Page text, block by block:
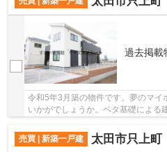
過去掲載
令和5年3月築の物件です。夢のマイ
いかがでしょうか。ベタ基礎による
売買 | 新築一戸建
太田市只上